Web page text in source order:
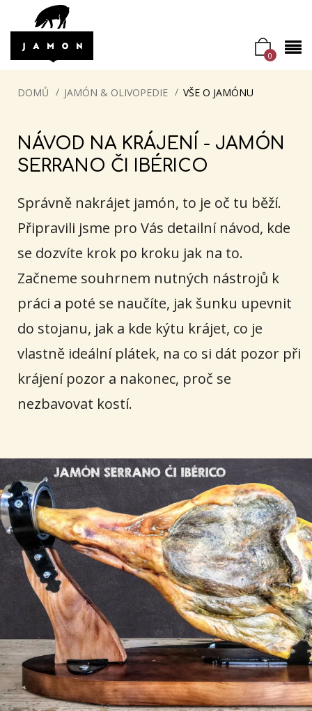
0
DOMŮ JAMÓN & OLIVOPEDIE VŠE O JAMÓNU
NÁVOD NA KRÁJENÍ - JAMÓN
SERRANO ČI IBÉRICO
Správně nakrájet jamón, to je oč tu běží.
Připravili jsme pro Vás detailní návod, kde
se dozvíte krok po kroku jak na to.
Začneme souhrnem nutných nástrojů k
práci a poté se naučíte, jak šunku upevnit
do stojanu, jak a kde kýtu krájet, co je
vlastně ideální plátek, na co si dát pozor při
krájení pozor a nakonec, proč se
nezbavovat kostí.